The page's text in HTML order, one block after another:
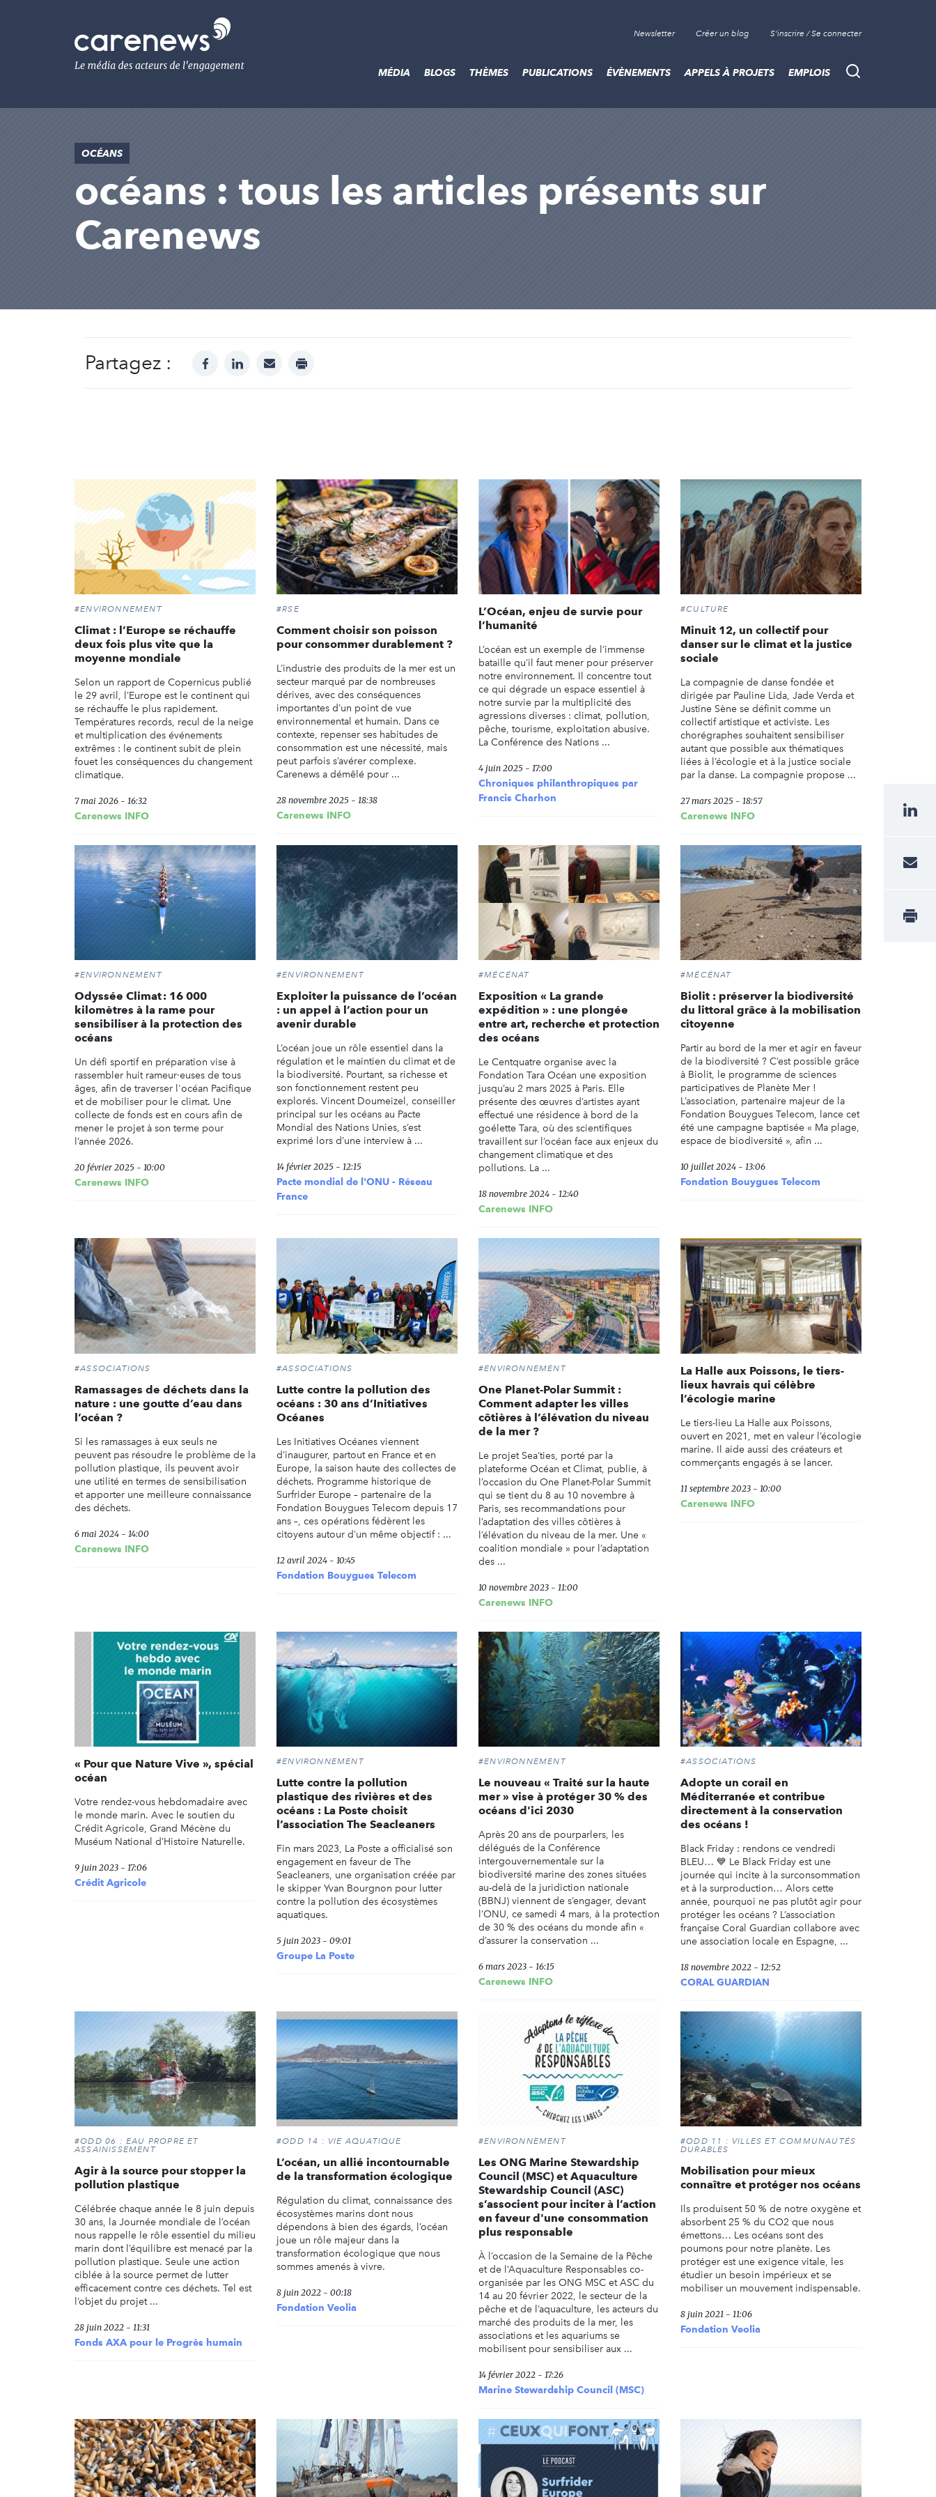
Le
média
de
Newsletter Créer un blog S'inscrire / Se connecter
Recherche
MÉDIA BLOGS THÈMES PUBLICATIONS ÉVÈNEMENTS APPELS À PROJETS EMPLOIS
OCÉANS
océans : tous les articles présents sur
Carenews
Partagez : facebooklinkedinmail print
#ENVIRONNEMENT
Climat : l’Europe se réchauffe
deux fois plus vite que la
moyenne mondiale
Selon un rapport de Copernicus publié
le 29 avril, l’Europe est le continent qui
se réchauffe le plus rapidement.
Températures records, recul de la neige
et multiplication des événements
extrêmes : le continent subit de plein
fouet les conséquences du changement
climatique.
7 mai 2026 - 16:32
Carenews INFO
#RSE
Comment choisir son poisson
pour consommer durablement ?
L’industrie des produits de la mer est un
secteur marqué par de nombreuses
dérives, avec des conséquences
importantes d’un point de vue
environnemental et humain. Dans ce
contexte, repenser ses habitudes de
consommation est une nécessité, mais
peut parfois s’avérer complexe.
Carenews a démêlé pour ...
28 novembre 2025 - 18:38
Carenews INFO
L’Océan, enjeu de survie pour
l’humanité
L’océan est un exemple de l’immense
bataille qu’il faut mener pour préserver
notre environnement. Il concentre tout
ce qui dégrade un espace essentiel à
notre survie par la multiplicité des
agressions diverses : climat, pollution,
pêche, tourisme, exploitation abusive.
La Conférence des Nations ...
4 juin 2025 - 17:00
Chroniques philanthropiques par
Francis Charhon
#CULTURE
Minuit 12, un collectif pour
danser sur le climat et la justice
sociale
La compagnie de danse fondée et
dirigée par Pauline Lida, Jade Verda et
Justine Sène se définit comme un
collectif artistique et activiste. Les
chorégraphes souhaitent sensibiliser
autant que possible aux thématiques
liées à l’écologie et à la justice sociale
par la danse. La compagnie propose ...
27 mars 2025 - 18:57
Carenews INFO
#ENVIRONNEMENT
Odyssée Climat : 16 000
kilomètres à la rame pour
sensibiliser à la protection des
océans
Un défi sportif en préparation vise à
rassembler huit rameur·euses de tous
âges, afin de traverser l'océan Pacifique
et de mobiliser pour le climat. Une
collecte de fonds est en cours afin de
mener le projet à son terme pour
l’année 2026.
20 février 2025 - 10:00
Carenews INFO
#ENVIRONNEMENT
Exploiter la puissance de l’océan
: un appel à l’action pour un
avenir durable
L’océan joue un rôle essentiel dans la
régulation et le maintien du climat et de
la biodiversité. Pourtant, sa richesse et
son fonctionnement restent peu
explorés. Vincent Doumeizel, conseiller
principal sur les océans au Pacte
Mondial des Nations Unies, s’est
exprimé lors d’une interview à ...
14 février 2025 - 12:15
Pacte mondial de l'ONU - Réseau
France
#MÉCÉNAT
Exposition « La grande
expédition » : une plongée
entre art, recherche et protection
des océans
Le Centquatre organise avec la
Fondation Tara Océan une exposition
jusqu’au 2 mars 2025 à Paris. Elle
présente des œuvres d’artistes ayant
effectué une résidence à bord de la
goélette Tara, où des scientifiques
travaillent sur l’océan face aux enjeux du
changement climatique et des
pollutions. La ...
18 novembre 2024 - 12:40
Carenews INFO
#MÉCÉNAT
Biolit : préserver la biodiversité
du littoral grâce à la mobilisation
citoyenne
Partir au bord de la mer et agir en faveur
de la biodiversité ? C’est possible grâce
à Biolit, le programme de sciences
participatives de Planète Mer !
L’association, partenaire majeur de la
Fondation Bouygues Telecom, lance cet
été une campagne baptisée « Ma plage,
espace de biodiversité », afin ...
10 juillet 2024 - 13:06
Fondation Bouygues Telecom
#ASSOCIATIONS
Ramassages de déchets dans la
nature : une goutte d’eau dans
l’océan ?
Si les ramassages à eux seuls ne
peuvent pas résoudre le problème de la
pollution plastique, ils peuvent avoir
une utilité en termes de sensibilisation
et apporter une meilleure connaissance
des déchets.
6 mai 2024 - 14:00
Carenews INFO
#ASSOCIATIONS
Lutte contre la pollution des
océans : 30 ans d’Initiatives
Océanes
Les Initiatives Océanes viennent
d’inaugurer, partout en France et en
Europe, la saison haute des collectes de
déchets. Programme historique de
Surfrider Europe – partenaire de la
Fondation Bouygues Telecom depuis 17
ans –, ces opérations fédèrent les
citoyens autour d’un même objectif : ...
12 avril 2024 - 10:45
Fondation Bouygues Telecom
#ENVIRONNEMENT
One Planet-Polar Summit :
Comment adapter les villes
côtières à l’élévation du niveau
de la mer ?
Le projet Sea’ties, porté par la
plateforme Océan et Climat, publie, à
l’occasion du One Planet-Polar Summit
qui se tient du 8 au 10 novembre à
Paris, ses recommandations pour
l’adaptation des villes côtières à
l’élévation du niveau de la mer. Une «
coalition mondiale » pour l’adaptation
des ...
10 novembre 2023 - 11:00
Carenews INFO
La Halle aux Poissons, le tiers-
lieux havrais qui célèbre
l’écologie marine
Le tiers-lieu La Halle aux Poissons,
ouvert en 2021, met en valeur l’écologie
marine. Il aide aussi des créateurs et
commerçants engagés à se lancer.
11 septembre 2023 - 10:00
Carenews INFO
« Pour que Nature Vive », spécial
océan
Votre rendez-vous hebdomadaire avec
le monde marin. Avec le soutien du
Crédit Agricole, Grand Mécène du
Muséum National d’Histoire Naturelle.
9 juin 2023 - 17:06
Crédit Agricole
#ENVIRONNEMENT
Lutte contre la pollution
plastique des rivières et des
océans : La Poste choisit
l’association The Seacleaners
Fin mars 2023, La Poste a officialisé son
engagement en faveur de The
Seacleaners, une organisation créée par
le skipper Yvan Bourgnon pour lutter
contre la pollution des écosystèmes
aquatiques.
5 juin 2023 - 09:01
Groupe La Poste
#ENVIRONNEMENT
Le nouveau « Traité sur la haute
mer » vise à protéger 30 % des
océans d'ici 2030
Après 20 ans de pourparlers, les
délégués de la Conférence
intergouvernementale sur la
biodiversité marine des zones situées
au-delà de la juridiction nationale
(BBNJ) viennent de s’engager, devant
l’ONU, ce samedi 4 mars, à la protection
de 30 % des océans du monde afin «
d’assurer la conservation ...
6 mars 2023 - 16:15
Carenews INFO
#ASSOCIATIONS
Adopte un corail en
Méditerranée et contribue
directement à la conservation
des océans !
Black Friday : rendons ce vendredi
BLEU… 💙 Le Black Friday est une
journée qui incite à la surconsommation
et à la surproduction… Alors cette
année, pourquoi ne pas plutôt agir pour
protéger les océans ? L’association
française Coral Guardian collabore avec
une association locale en Espagne, ...
18 novembre 2022 - 12:52
CORAL GUARDIAN
#ODD 06 : EAU PROPRE ET
ASSAINISSEMENT
Agir à la source pour stopper la
pollution plastique
Célébrée chaque année le 8 juin depuis
30 ans, la Journée mondiale de l’océan
nous rappelle le rôle essentiel du milieu
marin dont l’équilibre est menacé par la
pollution plastique. Seule une action
ciblée à la source permet de lutter
efficacement contre ces déchets. Tel est
l’objet du projet ...
28 juin 2022 - 11:31
Fonds AXA pour le Progrès humain
#ODD 14 : VIE AQUATIQUE
L’océan, un allié incontournable
de la transformation écologique
Régulation du climat, connaissance des
écosystèmes marins dont nous
dépendons à bien des égards, l’océan
joue un rôle majeur dans la
transformation écologique que nous
sommes amenés à vivre.
8 juin 2022 - 00:18
Fondation Veolia
#ENVIRONNEMENT
Les ONG Marine Stewardship
Council (MSC) et Aquaculture
Stewardship Council (ASC)
s’associent pour inciter à l’action
en faveur d'une consommation
plus responsable
À l’occasion de la Semaine de la Pêche
et de l’Aquaculture Responsables co-
organisée par les ONG MSC et ASC du
14 au 20 février 2022, le secteur de la
pêche et de l’aquaculture, les acteurs du
marché des produits de la mer, les
associations et les aquariums se
mobilisent pour sensibiliser aux ...
14 février 2022 - 17:26
Marine Stewardship Council (MSC)
#ODD 11 : VILLES ET COMMUNAUTÉS
DURABLES
Mobilisation pour mieux
connaître et protéger nos océans
Ils produisent 50 % de notre oxygène et
absorbent 25 % du CO2 que nous
émettons… Les océans sont des
poumons pour notre planète. Les
protéger est une exigence vitale, les
étudier un besoin impérieux et se
mobiliser un mouvement indispensable.
8 juin 2021 - 11:06
Fondation Veolia